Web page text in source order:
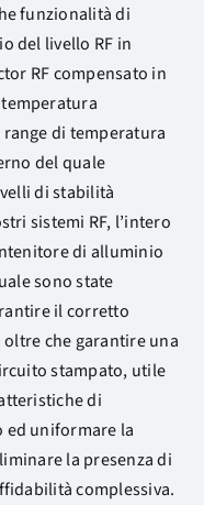
funzionalità di
del livello RF in
RF compensato in
di temperatura
del quale
di stabilità
sistemi RF, l’intero
di alluminio
sono state
il corretto
che garantire una
stampato, utile
di
ed uniformare la
la presenza di
complessiva.